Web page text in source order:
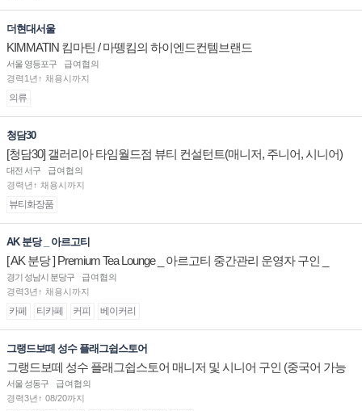
더현대서울
KIMMATIN 킴마틴 / 마뗑킴의 하이엔드컨템브랜드
서울 영등포구
급여협의
경력1년↑ 채용시까지
의류
청담30
[청담30] 갤러리아 타임월드점 뷰티 컨설턴트(매니저, 주니어, 시니어)
채용
대전 서구
급여협의
경력년↑ 채용시까지
뷰티화장품
AK 분당 _ 아르고티
[ AK 분당 ] Premium Tea Lounge _ 아르고티 중간관리 운영자 구인 _
경기 성남시 분당구
급여협의
경력3년↑ 채용시까지
카페 티카페 커피 베이커리
그랭드보떼 성수 플래그쉽스토어
그랭드보떼 성수 플래그쉽스토어 매니저 및 시니어 구인 (중국어 가능
자)
서울 성동구
급여협의
경력3년↑ 08/20까지